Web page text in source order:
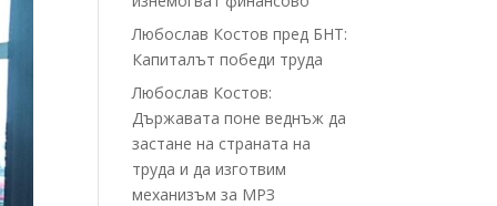
Любослав Костов пред БНТ:
Капиталът победи труда
Любослав Костов:
Държавата поне веднъж да
застане на страната на
труда и да изготвим
механизъм за МРЗ